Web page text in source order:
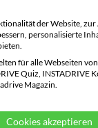
der Website, zur
personalisierte
für alle Webseiten
Quiz, INSTADRIVE
Magazin.
Cookies akzeptieren